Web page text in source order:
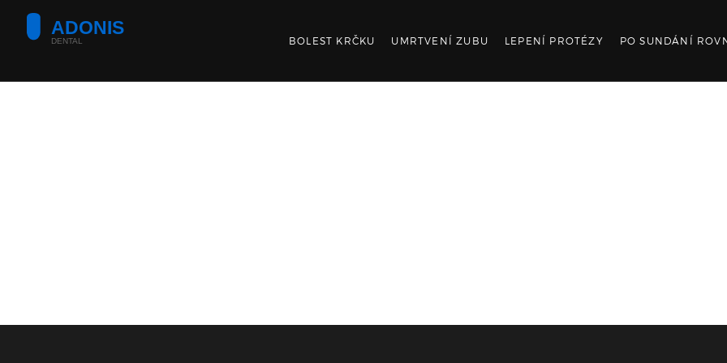
BOLEST KRČKU UMRTVENÍ ZUBU LEPENÍ PROTÉZY PO SUNDÁNÍ